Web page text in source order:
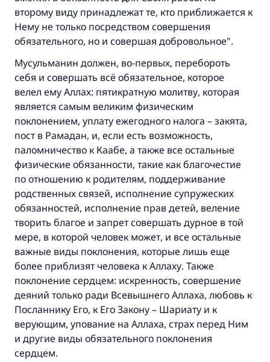
второму виду принадлежат те, кто приближается к
Нему не только посредством совершения
обязательного, но и совершая добровольное".
Мусульманин должен, во-первых, перебороть
себя и совершать всё обязательное, которое
велел ему Аллах: пятикратную молитву, которая
является самым великим физическим
поклонением, уплату ежегодного налога – закята,
пост в Рамадан, и, если есть возможность,
паломничество к Каабе, а также все остальные
физические обязанности, такие как благочестие
по отношению к родителям, поддерживание
родственных связей, исполнение супружеских
обязанностей, исполнение прав детей, веление
творить благое и запрет совершать дурное в той
мере, в которой человек может, и все остальные
важные виды поклонения, которые лишь еще
более приблизят человека к Аллаху. Также
поклонение сердцем: искренность, совершение
деяний только ради Всевышнего Аллаха, любовь к
Посланнику Его, к Его Закону – Шариату и к
верующим, упование на Аллаха, страх перед Ним
и другие виды обязательного поклонения
сердцем.
Посланник Аллаха, мир ему и
благословение, сказал:
«Указавшему на благое (полагается) такая
же награда как и совершившему его»
(МУСЛИМ, № 1893).
Участвуйте сейчас!